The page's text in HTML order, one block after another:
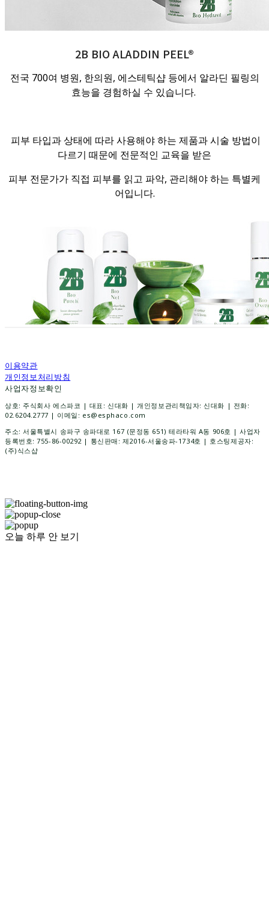
2B BIO ALADDIN PEEL®
전국 700여 병원, 한의원, 에스테틱샵 등에서 알라딘 필링의
효능을 경험하실 수 있습니다.
피부 타입과 상태에 따라 사용해야 하는 제품과 시술 방법이
다르기 때문에 전문적인 교육을 받은
피부 전문가가 직접 피부를 읽고 파악, 관리해야 하는 특별케
어입니다.
이용약관
개인정보처리방침
사업자정보확인
상호: 주식회사 에스파코 | 대표: 신대화 | 개인정보관리책임자: 신대화 | 전화:
02.6204.2777 | 이메일: es@esphaco.com
주소: 서울특별시 송파구 송파대로 167 (문정동 651) 테라타워 A동 906호 | 사업자
등록번호:755-86-00292 | 통신판매: 제2016-서울송파-1734호 | 호스팅제공자:
(주)식스샵
오늘 하루 안 보기